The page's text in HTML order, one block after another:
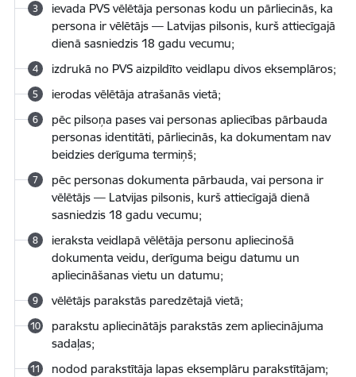
ievada PVS vēlētāja personas kodu un pārliecinās, ka
persona ir vēlētājs — Latvijas pilsonis, kurš attiecīgajā
dienā sasniedzis 18 gadu vecumu;
izdrukā no PVS aizpildīto veidlapu divos eksemplāros;
ierodas vēlētāja atrašanās vietā;
pēc pilsoņa pases vai personas apliecības pārbauda
personas identitāti, pārliecinās, ka dokumentam nav
beidzies derīguma termiņš;
pēc personas dokumenta pārbauda, vai persona ir
vēlētājs — Latvijas pilsonis, kurš attiecīgajā dienā
sasniedzis 18 gadu vecumu;
ieraksta veidlapā vēlētāja personu apliecinošā
dokumenta veidu, derīguma beigu datumu un
apliecināšanas vietu un datumu;
vēlētājs parakstās paredzētajā vietā;
parakstu apliecinātājs parakstās zem apliecinājuma
sadaļas;
nodod parakstītāja lapas eksemplāru parakstītājam;